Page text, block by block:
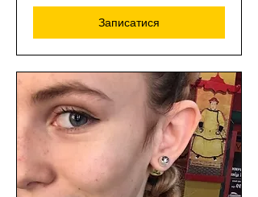
Записатися